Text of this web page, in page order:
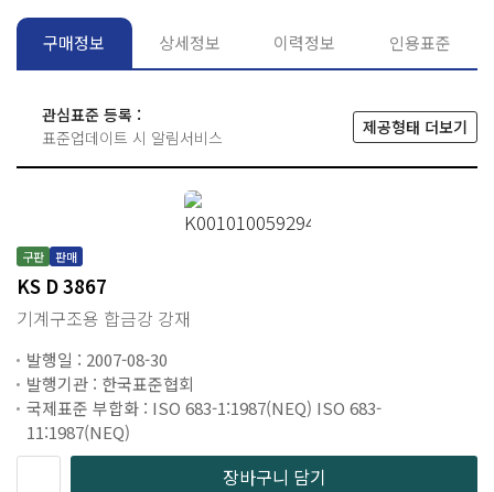
구매정보 상세정보 이력정보 인용표준
관심표준 등록 :
표준업데이트 시 알림서비스
제공형태 더보기
구판 판매
KS D 3867
기계구조용 합금강 강재
발행일 : 2007-08-30
발행기관 : 한국표준협회
국제표준 부합화 : ISO 683-1:1987(NEQ) ISO 683-
11:1987(NEQ)
장바구니 담기